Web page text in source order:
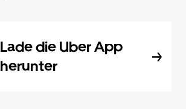
Lade die Uber App
herunter